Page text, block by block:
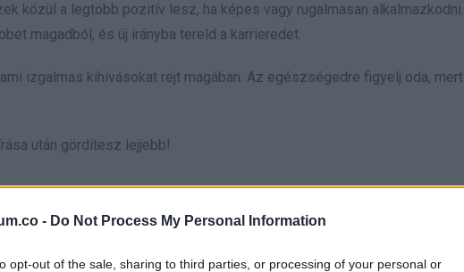
- Do Not Process My Personal Information
opt-out of the sale, sharing to third parties, or processing of your personal or
közül a legtöbb pozitív lesz, ha képes vagy rugalmasan alkalmazkodni.
magadból, és új irányba tereld a karrieredet.
izgalmas kihívásokat rejt magában. Az egészségedre figyelj oda, mert
után gördítesz lejjebb!
Egy új ismeretség izgalmas fordulatot hozhat az életedbe, és akár